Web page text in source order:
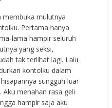
membuka mulutnya
Pertama hanya
lama hampir seluruh
yang seksi,
tak terlihat lagi. Lalu
kontolku dalam
sungguh luar
menahan rasa geli
hampir saja aku